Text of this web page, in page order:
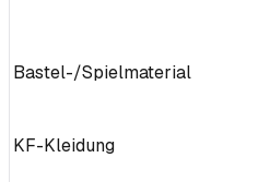
Bastel-/Spielmaterial
KF-Kleidung